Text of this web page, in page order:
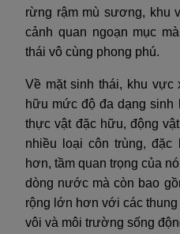
rừng rậm mù sương, khu
cảnh quan ngoạn mục
thái vô cùng phong phú.
Về mặt sinh thái, khu vực
hữu mức độ đa dạng sinh
thực vật đặc hữu, động
nhiều loại côn trùng, đặc
hơn, tầm quan trọng của
dòng nước mà còn bao
rộng lớn hơn với các
vôi và môi trường sống